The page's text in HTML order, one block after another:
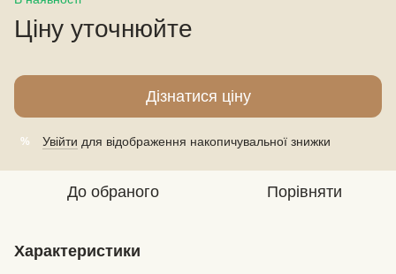
Ціну уточнюйте
Дізнатися ціну
% Увійти для відображення накопичувальної знижки
До обраного Порівняти
Характеристики